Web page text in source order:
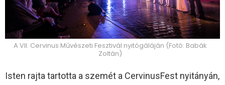
A VII. Cervinus Művészeti Fesztivál nyitógáláján (Fotó: Babák
Zoltán)
Isten rajta tartotta a szemét a CervinusFest nyitányán,